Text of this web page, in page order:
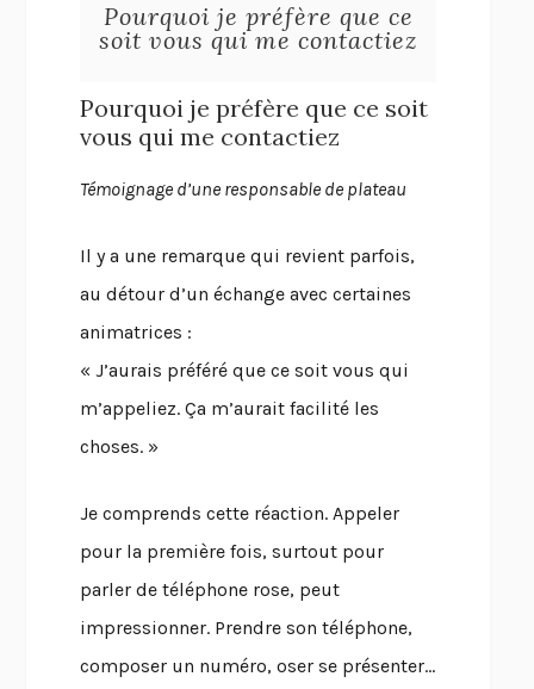
Pourquoi je préfère que ce
soit vous qui me contactiez
Pourquoi je préfère que ce soit
vous qui me contactiez
Témoignage d’une responsable de plateau
Il y a une remarque qui revient parfois,
au détour d’un échange avec certaines
animatrices :
« J’aurais préféré que ce soit vous qui
m’appeliez. Ça m’aurait facilité les
choses. »
Je comprends cette réaction. Appeler
pour la première fois, surtout pour
parler de téléphone rose, peut
impressionner. Prendre son téléphone,
composer un numéro, oser se présenter…